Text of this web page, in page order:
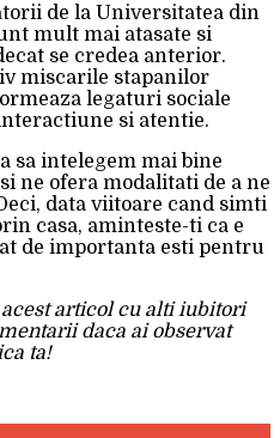
de la Universitatea din
mult mai atasate si
se credea anterior.
miscarile stapanilor
legaturi sociale
si atentie.
sa intelegem mai bine
ne ofera modalitati de a ne
data viitoare cand simti
casa, aminteste-ti ca e
de importanta esti pentru
articol cu alti iubitori
daca ai observat
ta!